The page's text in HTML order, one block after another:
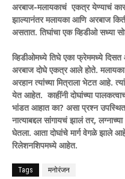
अरबाज-मलायकाचं एकत्र येण्याचं
झाल्यानंतर मलायका आणि अरबाज
असतात. तिघांचा एक व्हिडीओ सध्या
व्हिडीओमध्ये तिघे एका फ्रेममध्ये
अरबाज दोघे एकत्र आले होते.
अरहान त्यांच्या मित्राला भेटत आहे.
येत आहेत. काहींनी दोघांच्या
भांडत आहात का? असा प्रश्न
नात्याबद्दल सांगायचं झालं तर, लग्नाच्या
घेतला. आता दोघांचे मार्ग वेगळे झाले
रिलेशनशिपमध्ये आहेत.
Tags मनोरंजन